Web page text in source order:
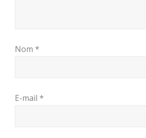
Nom *
E-mail *